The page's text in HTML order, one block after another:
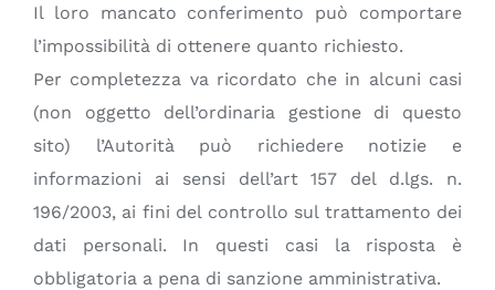
Il loro mancato conferimento può comportare
l’impossibilità di ottenere quanto richiesto.
Per completezza va ricordato che in alcuni casi
(non oggetto dell’ordinaria gestione di questo
sito) l’Autorità può richiedere notizie e
informazioni ai sensi dell’art 157 del d.lgs. n.
196/2003, ai fini del controllo sul trattamento dei
dati personali. In questi casi la risposta è
obbligatoria a pena di sanzione amministrativa.